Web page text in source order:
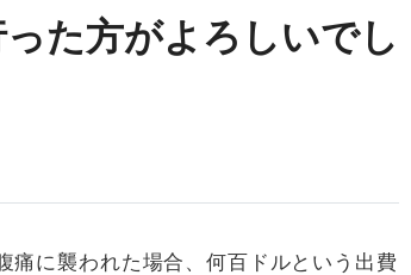
た方がよろしいでし
痛に襲われた場合、何百ドルという出費